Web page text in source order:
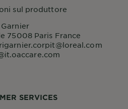
SERVICES
sul produttore
Garnier
75008 Paris France